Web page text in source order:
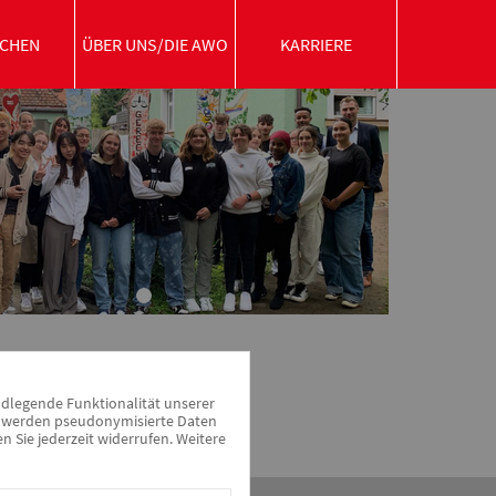
ÜBER UNS/DIE AWO KARRIERE
Funktionalität unserer
pseudonymisierte Daten
Sie jederzeit widerrufen. Weitere